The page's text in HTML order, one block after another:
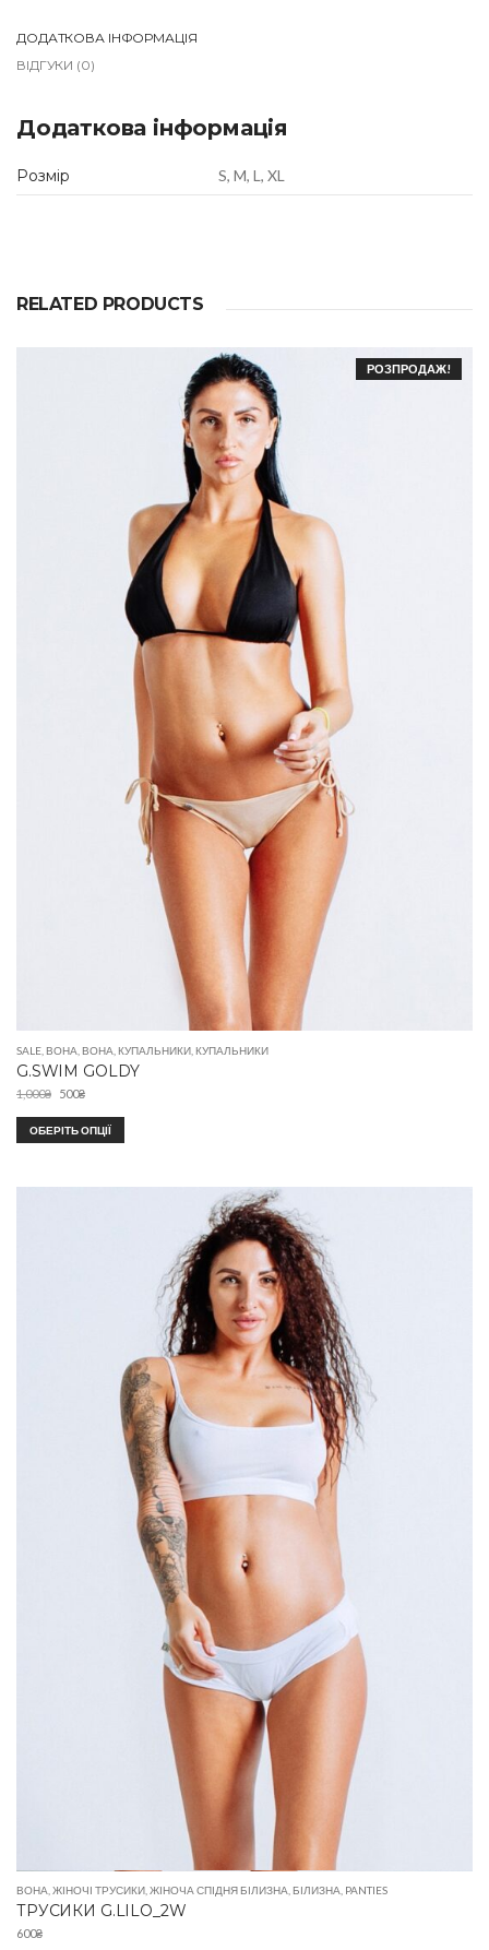
k
B
a
n
t
ДОДАТКОВА ІНФОРМАЦІЯ
ВІДГУКИ (0)
Додаткова інформація
Розмір S, M, L, XL
RELATED PRODUCTS
РОЗПРОДАЖ!
SALE,ВОНА,ВОНА,КУПАЛЬНИКИ,КУПАЛЬНИКИ
G.SWIM GOLDY
1,000₴ 500₴
ОБЕРІТЬ ОПЦІЇ
ВОНА ЖІНОЧІ ТРУСИКИ ЖІНОЧА СПІДНЯ БІЛИЗНА БІЛИЗНА PANTIES
ТРУСИКИ G.LILO_2W
600₴